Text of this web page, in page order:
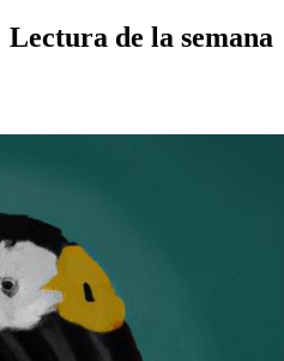
Lectura de la semana